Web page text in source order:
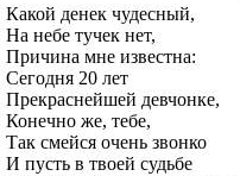
Какой денек чудесный,
На небе тучек нет,
Причина мне известна:
Сегодня 20 лет
Прекраснейшей девчонке,
Конечно же, тебе,
Так смейся очень звонко
И пусть в твоей судьбе